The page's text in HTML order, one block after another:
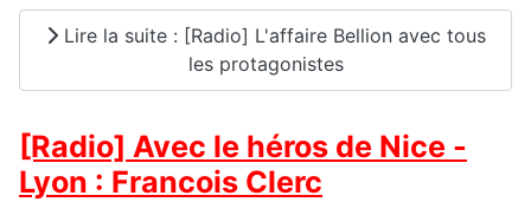
Lire la suite : [Radio] L'affaire Bellion avec tous
les protagonistes
[Radio] Avec le héros de Nice -
Lyon : Francois Clerc